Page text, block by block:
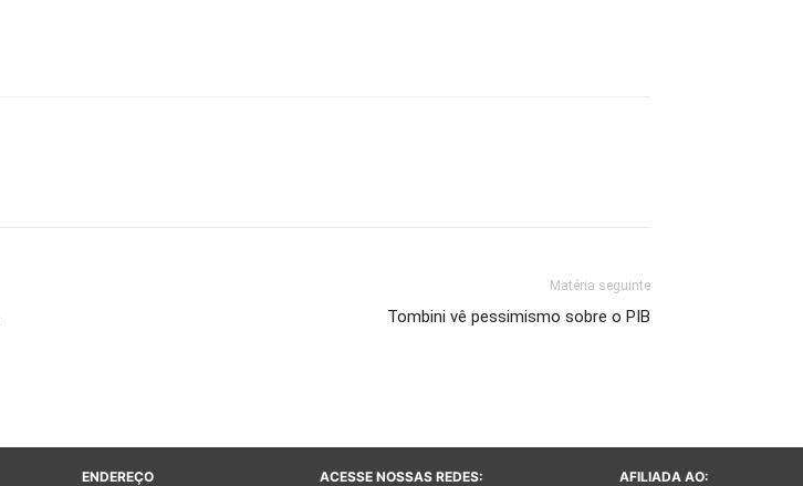
Matéria seguinte
Tombini vê pessimismo sobre o PIB
ENDEREÇO ACESSE NOSSAS REDES: AFILIADA AO: